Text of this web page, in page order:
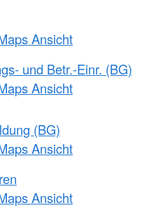
Ansicht
und Betr.-Einr. (BG)
Ansicht
(BG)
Ansicht
Ansicht